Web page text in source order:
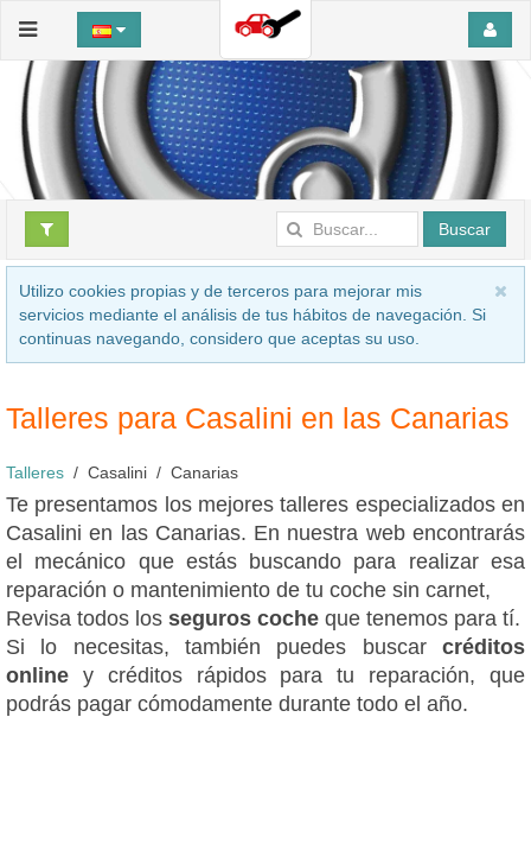
Buscar
Utilizo cookies propias y de terceros para mejorar mis
servicios mediante el análisis de tus hábitos de navegación. Si
continuas navegando, considero que aceptas su uso.
Talleres para Casalini en las Canarias
Talleres Casalini Canarias
Te presentamos los mejores talleres especializados en
Casalini en las Canarias. En nuestra web encontrarás
el mecánico que estás buscando para realizar esa
reparación o mantenimiento de tu coche sin carnet,
Revisa todos los seguros coche que tenemos para tí.
Si lo necesitas, también puedes buscar créditos
online y créditos rápidos para tu reparación, que
podrás pagar cómodamente durante todo el año.